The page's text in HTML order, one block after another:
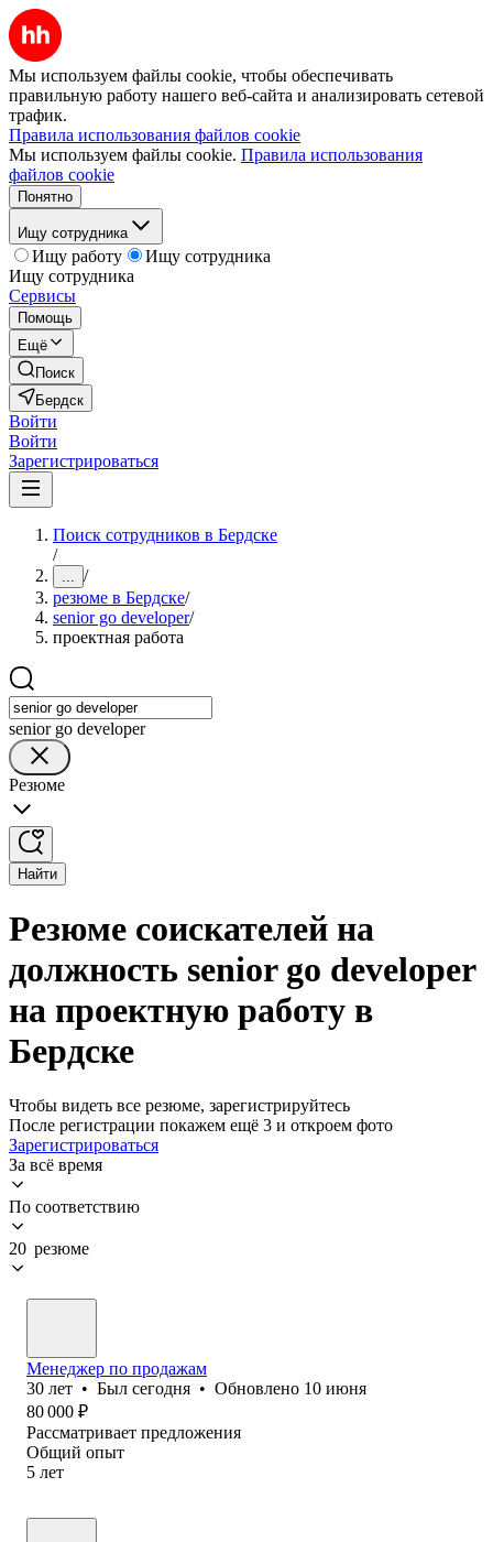
Мы используем файлы cookie, чтобы обеспечивать
правильную работу нашего веб-сайта и анализировать сетевой
трафик.
Правила использования файлов cookie
Мы используем файлы cookie. Правила использования
файлов cookie
Понятно
Ищу сотрудника
Ищу работу
Ищу сотрудника
Ищу сотрудника
Сервисы
Помощь
Ещё
Поиск
Бердск
Войти
Войти
Зарегистрироваться
Поиск сотрудников в Бердске
/
... /
резюме в Бердске/
senior go developer/
проектная работа
senior go developer
Резюме
Найти
Резюме соискателей на
должность senior go developer
на проектную работу в
Бердске
Чтобы видеть все резюме, зарегистрируйтесь
После регистрации покажем ещё 3 и откроем фото
Зарегистрироваться
За всё время
По соответствию
20 резюме
Менеджер по продажам
30 лет • Был сегодня • Обновлено 10 июня
80 000 ₽
Рассматривает предложения
Общий опыт
5 лет